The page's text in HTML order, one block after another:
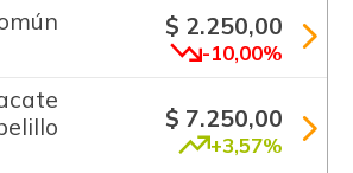
$ 2.250,00
-10,00%
$ 7.250,00
+3,57%